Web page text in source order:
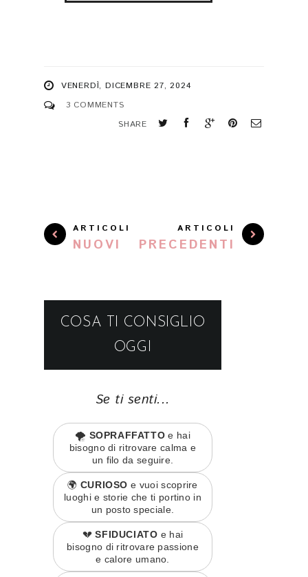
VENERDÌ, DICEMBRE 27, 2024
3 COMMENTS
SHARE
ARTICOLI
NUOVI
ARTICOLI
PRECEDENTI
COSA TI CONSIGLIO
OGGI
Se ti senti...
🌪️ SOPRAFFATTO e hai
bisogno di ritrovare calma e
un filo da seguire.
🌍 CURIOSO e vuoi scoprire
luoghi e storie che ti portino in
un posto speciale.
💔SFIDUCIATO e hai
bisogno di ritrovare passione
e calore umano.